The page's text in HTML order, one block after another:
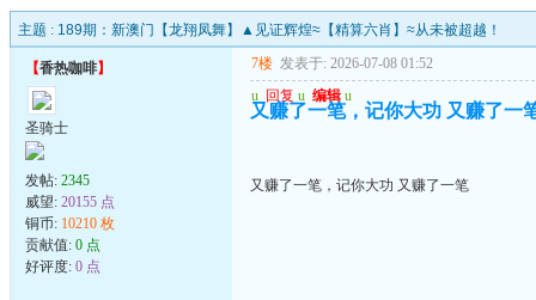
主题 : 189期：新澳门【龙翔凤舞】▲见证辉煌≈【精算六肖】≈从未被超越！
【香热咖啡】
圣骑士
发帖: 2345
威望: 20155 点
铜币: 10210 枚
贡献值: 0 点
好评度: 0 点
7楼 发表于: 2026-07-08 01:52
u 回复 u 编辑 u
又赚了一笔，记你大功 又赚了一
又赚了一笔，记你大功 又赚了一笔